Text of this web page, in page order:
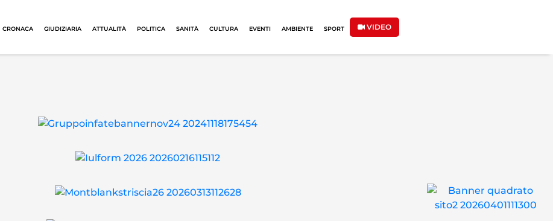
CRONACA GIUDIZIARIA ATTUALITÀ POLITICA SANITÀ CULTURA EVENTI AMBIENTE SPORT VIDEO